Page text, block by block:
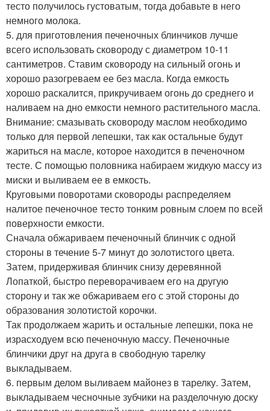
тесто получилось густоватым, тогда добавьте в него
немного молока.
5. для приготовления печеночных блинчиков лучше
всего использовать сковороду с диаметром 10-11
сантиметров. Ставим сковороду на сильный огонь и
хорошо разогреваем ее без масла. Когда емкость
хорошо раскалится, прикручиваем огонь до среднего и
наливаем на дно емкости немного растительного масла.
Внимание: смазывать сковороду маслом необходимо
только для первой лепешки, так как остальные будут
жариться на масле, которое находится в печеночном
тесте. С помощью половника набираем жидкую массу из
миски и выливаем ее в емкость.
Круговыми поворотами сковороды распределяем
налитое печеночное тесто тонким ровным слоем по всей
поверхности емкости.
Сначала обжариваем печеночный блинчик с одной
стороны в течение 5-7 минут до золотистого цвета.
Затем, придерживая блинчик снизу деревянной
Лопаткой, быстро переворачиваем его на другую
сторону и так же обжариваем его с этой стороны до
образования золотистой корочки.
Так продолжаем жарить и остальные лепешки, пока не
израсходуем всю печеночную массу. Печеночные
блинчики друг на друга в свободную тарелку
выкладываем.
6. первым делом выливаем майонез в тарелку. Затем,
выкладываем чесночные зубчики на разделочную доску